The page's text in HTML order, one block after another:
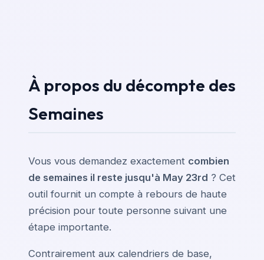
À propos du décompte des
Semaines
Vous vous demandez exactement combien
de semaines il reste jusqu'à May 23rd ? Cet
outil fournit un compte à rebours de haute
précision pour toute personne suivant une
étape importante.
Contrairement aux calendriers de base,